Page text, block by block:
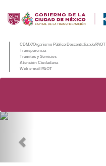
CDMX/Organismo Público Descentralizado/PAOT
Transparencia
Trámites y Servicios
Atención Ciudadana
Web e-mail PAOT